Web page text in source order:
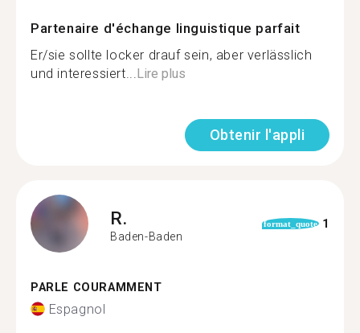
Partenaire d'échange linguistique parfait
Er/sie sollte locker drauf sein, aber verlässlich
und interessiert...Lire plus
Obtenir l'appli
R.
Baden-Baden
format_quote 1
PARLE COURAMMENT
Espagnol